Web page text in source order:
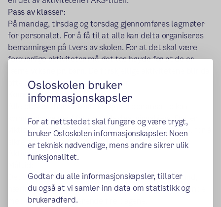
Osloskolen bruker
informasjonskapsler
For at nettstedet skal fungere og være trygt,
bruker Osloskolen informasjonskapsler. Noen
er teknisk nødvendige, mens andre sikrer ulik
funksjonalitet.
Godtar du alle informasjonskapsler, tillater
du også at vi samler inn data om statistikk og
brukeradferd.
Pass av klasser:
På mandag, tirsdag og torsdag gjennomføres lagmøter
for personalet. For å få til at alle kan delta organiseres
bemanningen på tvers av skolen. For at det skal være
forsvarlige aktiviteter må det tas høyde for at de er
ofte gjennomført i større grupper.
Kommunikasjon med foresatte:
Alle elevene har et kontaktskjema der ansatte kan
kommunisere med foresatte/avlastningshjem. Det er
viktig at foresatte leser skjemaet som sendes hjem, for å
sikre at elevene får best mulig utbytte av
Aktivitetsskolen.
Det tilbys et brødmåltid i uken. Det er fokus på sund,
næringsrik og god mat for elevene. Foresatte må sende
med mat til de resterende fire dagene.